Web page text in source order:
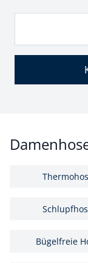
Bügelfreie